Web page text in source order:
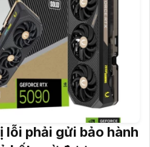
lỗi phải gửi bảo hành